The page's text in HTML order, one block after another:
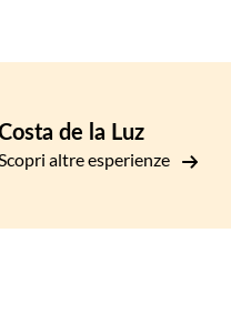
de la Luz
altre esperienze